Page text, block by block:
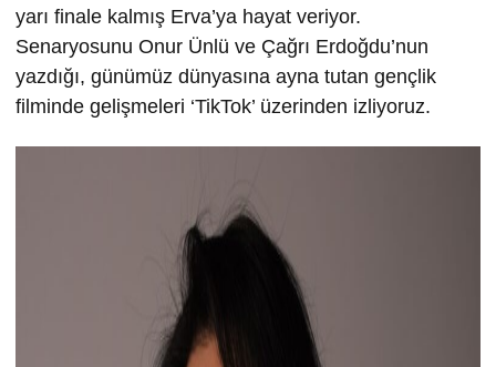
yarı finale kalmış Erva’ya hayat veriyor.
Senaryosunu Onur Ünlü ve Çağrı Erdoğdu’nun
yazdığı, günümüz dünyasına ayna tutan gençlik
filminde gelişmeleri ‘TikTok’ üzerinden izliyoruz.